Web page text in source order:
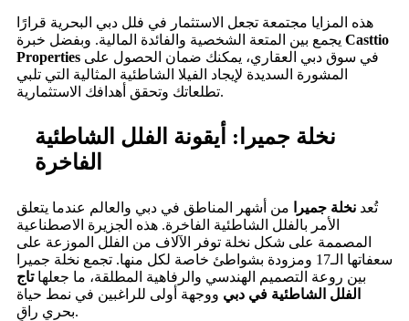
هذه المزايا مجتمعة تجعل الاستثمار في فلل دبي البحرية قرارًا
Casttio
Properties
المشورة السديدة لإيجاد الفيلا الشاطئية المثالية التي تلبي
تطلعاتك وتحقق أهدافك الاستثمارية.
نخلة جميرا: أيقونة الفلل الشاطئية
الفاخرة
تُعد نخلة جميرا
من أشهر المناطق في دبي والعالم عندما يتعلق
الأمر بالفلل الشاطئية الفاخرة. هذه الجزيرة الاصطناعية
المصممة على شكل نخلة توفر الآلاف من الفلل الموزعة على
سعفاتها الـ17 ومزودة بشواطئ خاصة لكل منها. تجمع نخلة جميرا
بين روعة التصميم الهندسي والرفاهية المطلقة، ما جعلهاتاج
الفلل الشاطئية في دبي ووجهة أولى للراغبين في نمط حياة
بحري راقٍ.